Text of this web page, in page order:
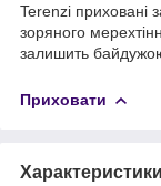
Terenzi приховані
зоряного
залишить
Приховати
Характеристики